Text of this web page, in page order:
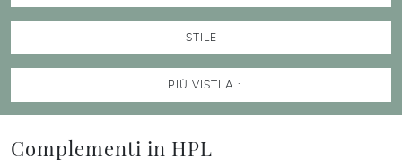
STILE
I PIÙ VISTI A :
Complementi in HPL